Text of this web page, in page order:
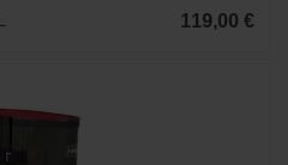
119,00 €